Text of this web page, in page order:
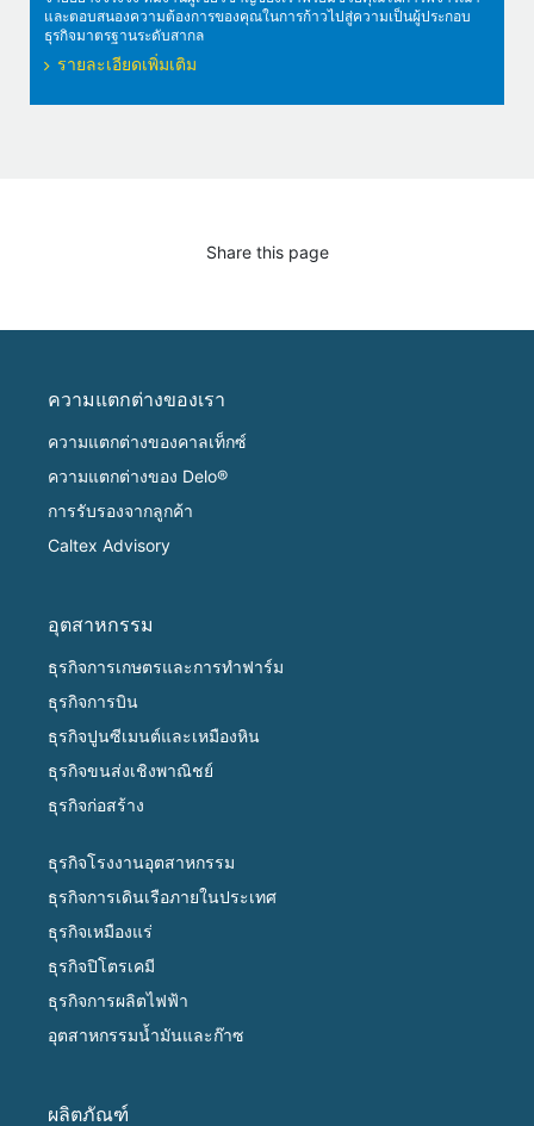
และตอบสนองความต้องการของคุณในการก้าวไปสู่ความเป็นผู้ประกอบ
ธุรกิจมาตรฐานระดับสากล
รายละเอียดเพิ่มเติม
Share this page
ความแตกต่างของเรา
ความแตกต่างของคาลเท็กซ์
ความแตกต่างของ Delo®
การรับรองจากลูกค้า
Caltex Advisory
อุตสาหกรรม
ธุรกิจการเกษตรและการทำฟาร์ม
ธุรกิจการบิน
ธุรกิจปูนซีเมนต์และเหมืองหิน
ธุรกิจขนส่งเชิงพาณิชย์
ธุรกิจก่อสร้าง
ธุรกิจโรงงานอุตสาหกรรม
ธุรกิจการเดินเรือภายในประเทศ
ธุรกิจเหมืองแร่
ธุรกิจปิโตรเคมี
ธุรกิจการผลิตไฟฟ้า
อุตสาหกรรมน้ำมันและก๊าซ
ผลิตภัณฑ์